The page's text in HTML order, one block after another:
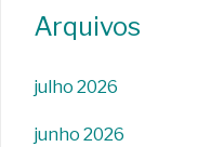
Arquivos
julho 2026
junho 2026